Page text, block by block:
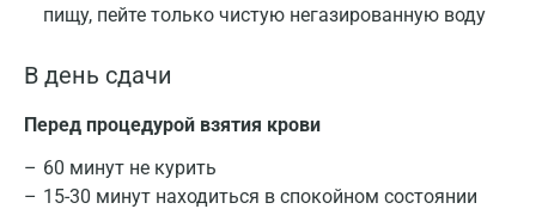
пищу, пейте только чистую негазированную воду
В день сдачи
Перед процедурой взятия крови
60 минут не курить
15-30 минут находиться в спокойном состоянии